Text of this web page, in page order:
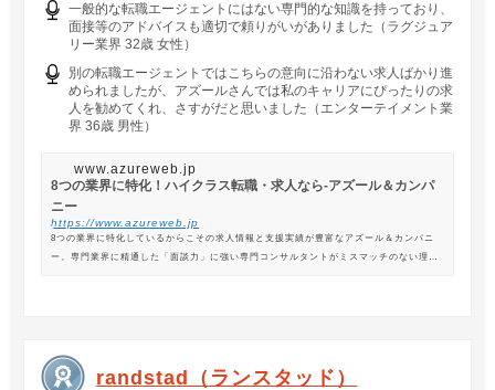
一般的な転職エージェントにはない専門的な知識を持っており、
面接等のアドバイスも適切で頼りがいがありました（ラグジュア
リー業界 32歳 女性）
別の転職エージェントではこちらの意向に沿わない求人ばかり進
められましたが、アズールさんでは私のキャリアにぴったりの求
人を勧めてくれ、さすがだと思いました（エンターテイメント業
界 36歳 男性）
www.azureweb.jp
8つの業界に特化！ハイクラス転職・求人なら-アズール＆カンパ
ニー
https://www.azureweb.jp
8つの業界に特化しているからこその求人情報と支援実績が豊富なアズール＆カンパニ
ー。専門業界に精通した「面談力」に強い専門コンサルタントがミスマッチのない理想
randstad（ランスタッド）